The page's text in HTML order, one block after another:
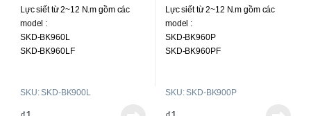
o
f
5
Lực siết từ 2~12 N.m gồm các
model :
SKD-BK960L
SKD-BK960LF
SKU: SKD-BK900L
o
f
5
Lực siết từ 2~12 N.m gồm các
model :
SKD-BK960P
SKD-BK960PF
SKU: SKD-BK900P